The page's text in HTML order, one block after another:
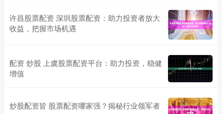
许昌股票配资 深圳股票配资：助力投资者放大
收益，把握市场机遇
配资 炒股 上虞股票配资平台：助力投资，稳健
增值
炒股配资皆 股票配资哪家强？揭秘行业领军者